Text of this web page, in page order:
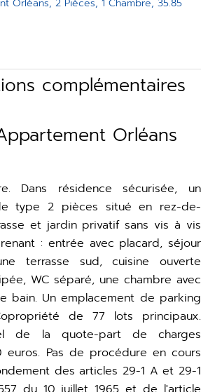
Orléans, 2 Pièces, 1 Chambre, 35.85
complémentaires
Orléans
Dans résidence sécurisée, un
type 2 pièces situé en rez-de-
et jardin privatif sans vis à vis
: entrée avec placard, séjour
terrasse sud, cuisine ouverte
WC séparé, une chambre avec
bain. Un emplacement de parking
de 77 lots principaux.
de la quote-part de charges
euros. Pas de procédure en cours
des articles 29-1 A et 29-1